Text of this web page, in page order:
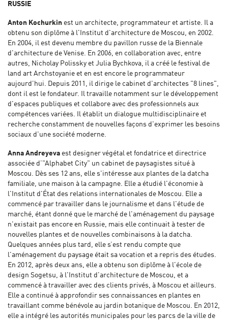
RUSSIE
Anton Kochurkin est un architecte, programmateur et artiste. Il a
obtenu son diplôme à l'Institut d'architecture de Moscou, en 2002.
En 2004, il est devenu membre du pavillon russe de la Biennale
d'architecture de Venise. En 2006, en collaboration avec, entre
autres, Nicholay Polissky et Julia Bychkova, il a créé le festival de
land art Archstoyanie et en est encore le programmateur
aujourd'hui. Depuis 2011, il dirige le cabinet d'architectes "8 lines",
dont il est le fondateur. Il travaille notamment sur le développement
d'espaces publiques et collabore avec des professionnels aux
compétences variées. Il établit un dialogue multidisciplinaire et
recherche constamment de nouvelles façons d'exprimer les besoins
sociaux d'une société moderne.
Anna Andreyeva est designer végétal et fondatrice et directrice
associée d’"Alphabet City" un cabinet de paysagistes situé à
Moscou. Dès ses 12 ans, elle s'intéresse aux plantes de la datcha
familiale, une maison à la campagne. Elle a étudié l'économie à
l'Institut d'État des relations internationales de Moscou. Elle a
commencé par travailler dans le journalisme et dans l'étude de
marché, étant donné que le marché de l'aménagement du paysage
n'existait pas encore en Russie, mais elle continuait à tester de
nouvelles plantes et de nouvelles combinaisons à la datcha.
Quelques années plus tard, elle s’est rendu compte que
l'aménagement du paysage était sa vocation et a repris des études.
En 2012, après deux ans, elle a obtenu son diplôme à l'école de
design Sogetsu, à l'Institut d'architecture de Moscou, et a
commencé à travailler avec des clients privés, à Moscou et ailleurs.
Elle a continué à approfondir ses connaissances en plantes en
travaillant comme bénévole au jardin botanique de Moscou. En 2012,
elle a intégré les autorités municipales pour les parcs de la ville de